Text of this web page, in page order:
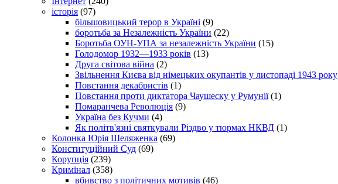
історія (97)
більшовицький терор в Україні (9)
боротьба за Незалежність України (22)
Боротьба ОУН-УПА за незалежність України (15)
Голодомор 1932—1933 років (13)
Друга світова війна (2)
Звільнення Києва від німецьких окупантів у листопаді 1943 року
Повстання декабристів (1)
Повстання проти диктатора Чаушеску у Румунії(1)
Помаранчева Революція (9)
Україна без Кучми (4)
Як політв'язні святкували Різдво у тюрмах НКВД (1)
Колонка Юрія Шеляженка (69)
Конституційний Суд (69)
Корупція (239)
Кримінал (358)
вбивство з політичних мотивів (46)